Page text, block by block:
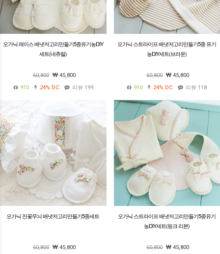
오가닉 레이스 배냇저고리만들기5종유기농DIY
세트(네츄럴)
60,800
45,800
910
24% DC 리뷰 199
오가닉 스트라이프 배냇저고리만들기5종 유기
농DIY세트(브라운)
60,800
45,800
910
24% DC 리뷰 118
오가닉 잔꽃무늬 배냇저고리만들기5종세트
60,800
45,800
오가닉 스트라이프 배냇저고리만들기5종유기
농DIY세트(핑크 리본)
60,800
45,800